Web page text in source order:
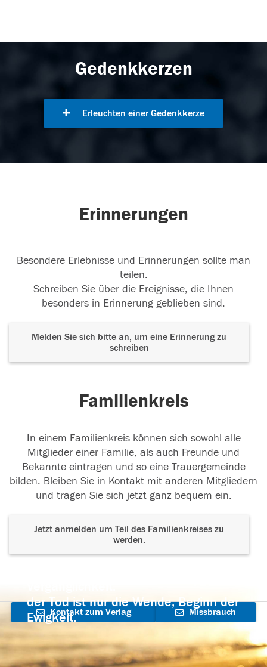
Gedenkkerzen
Erleuchten einer Gedenkkerze
Erinnerungen
Besondere Erlebnisse und Erinnerungen sollte man
teilen.
Schreiben Sie über die Ereignisse, die Ihnen
besonders in Erinnerung geblieben sind.
Melden Sie sich bitte an, um eine Erinnerung zu
schreiben
Familienkreis
In einem Familienkreis können sich sowohl alle
Mitglieder einer Familie, als auch Freunde und
Bekannte eintragen und so eine Trauergemeinde
bilden. Bleiben Sie in Kontakt mit anderen Mitgliedern
und tragen Sie sich jetzt ganz bequem ein.
Jetzt anmelden um Teil des Familienkreises zu
werden.
der Tod ist nur die Wende, Beginn der
Ewigkeit.
Kontakt zum Verlag
aufnehmen
Missbrauch